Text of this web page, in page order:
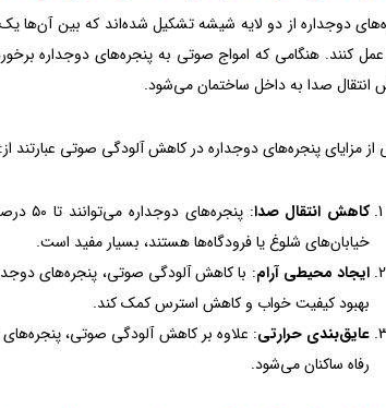
دوجداره از دو لایه شیشه تشکیل شده‌اند که بین آن‌ها
عمل کنند. هنگامی که امواج صوتی به پنجره‌های دوجداره
انتقال صدا به داخل ساختمان می‌شود.
از مزایای پنجره‌های دوجداره در کاهش آلودگی صوتی عبارتند از:
کاهش انتقال صدا
:
خیابان‌های شلوغ یا فرودگاه‌ها هستند، بسیار مفید است.
ایجاد محیطی آرام: با کاهش آلودگی صوتی، پنجره‌های
بهبود کیفیت خواب و کاهش استرس کمک کند.
عایق‌بندی حرارتی: علاوه بر کاهش آلودگی صوتی،
رفاه ساکنان می‌شود.